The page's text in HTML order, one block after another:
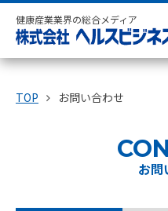
健康産業業界の総合メディア
TOP お問い合わせ
お問